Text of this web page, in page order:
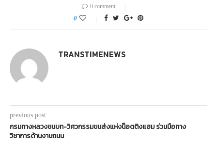
0 comment
0
TRANSTIMENEWS
previous post
กรมทางหลวงชนบท-วิศวกรรมขนส่งแห่งน็อตติงแฮม ร่วมมือทาง
วิชาการด้านงานถนน